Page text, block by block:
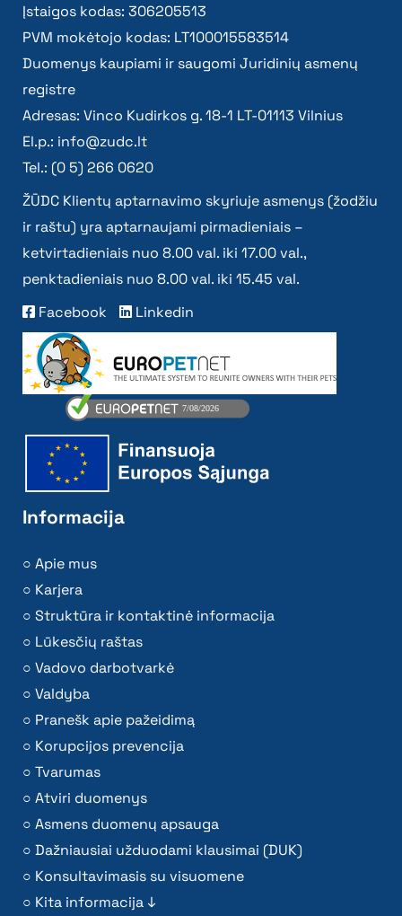
Įstaigos kodas: 306205513
PVM mokėtojo kodas: LT100015583514
Duomenys kaupiami ir saugomi Juridinių asmenų
registre
Adresas: Vinco Kudirkos g. 18-1 LT-01113 Vilnius
El.p.: info@zudc.lt
Tel.: (0 5) 266 0620
ŽŪDC Klientų aptarnavimo skyriuje asmenys (žodžiu
ir raštu) yra aptarnaujami pirmadieniais –
ketvirtadieniais nuo 8.00 val. iki 17.00 val.,
penktadieniais nuo 8.00 val. iki 15.45 val.
Facebook
Linkedin
Informacija
Apie mus
Karjera
Struktūra ir kontaktinė informacija
Lūkesčių raštas
Vadovo darbotvarkė
Valdyba
Pranešk apie pažeidimą
Korupcijos prevencija
Tvarumas
Atviri duomenys
Asmens duomenų apsauga
Dažniausiai užduodami klausimai (DUK)
Konsultavimasis su visuomene
Kita informacija ↓